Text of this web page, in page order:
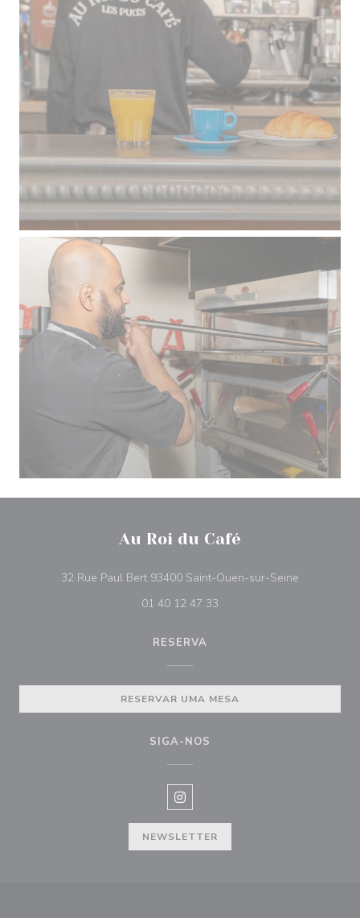
Au Roi du Café
32 Rue Paul Bert 93400 Saint-Ouen-sur-Seine
01 40 12 47 33
RESERVA
RESERVAR UMA MESA
SIGA-NOS
Instagram ((abre numa nova
NEWSLETTER